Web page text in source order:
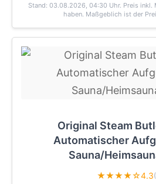
Stand: 03.08.2026, 04:30 Uhr. Preis inkl.
haben. Maßgeblich ist der
Original Steam
Automatischer
Sauna/
★★★★☆4.3